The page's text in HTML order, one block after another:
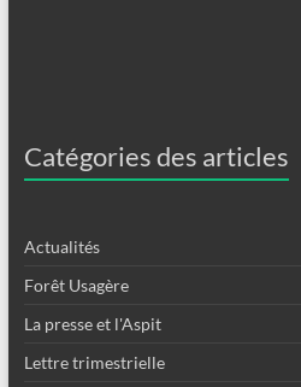
Catégories des articles
Actualités
Forêt Usagère
La presse et l'Aspit
Lettre trimestrielle